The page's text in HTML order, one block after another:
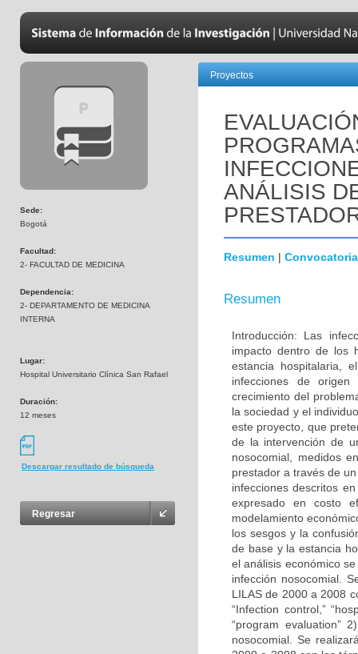
Sede:
Bogotá
Facultad:
2- FACULTAD DE MEDICINA
Dependencia:
2- DEPARTAMENTO DE MEDICINA
INTERNA
Lugar:
Hospital Universitario Clínica San Rafael
Duración:
12 meses
Descargar resultado de búsqueda
Regresar
Proyectos
ANÁLISIS
Resumen | Convocatoria
Resumen
Introducción: Las
impacto dentro de los
estancia hospitalaria,
infecciones de origen
crecimiento del
la sociedad y el
este proyecto, que
de la intervención de
nosocomial, medidos
prestador a través de
infecciones descritos
expresado en costo
modelamiento
los sesgos y la
de base y la estancia
el análisis económico
infección nosocomial.
LILAS de 2000 a 2008
“Infection control,”
“program evaluation”
nosocomial. Se